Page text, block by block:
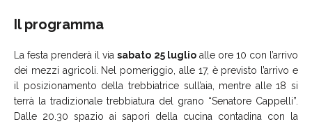
Il programma
La festa prenderà il viasabato 25 luglioalle ore 10 con l’arrivo
dei mezzi agricoli. Nel pomeriggio, alle 17, è previsto l’arrivo e
il posizionamento della trebbiatrice sull’aia, mentre alle 18 si
terrà la tradizionale trebbiatura del grano “Senatore Cappelli”.
Dalle 20.30 spazio ai sapori della cucina contadina con la